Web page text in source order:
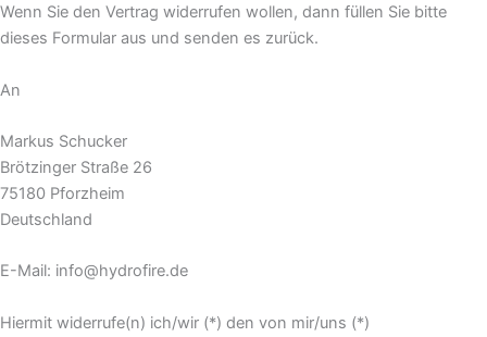
Wenn Sie den Vertrag widerrufen wollen, dann füllen Sie bitte
dieses Formular aus und senden es zurück.
An
Markus Schucker
Brötzinger Straße 26
75180 Pforzheim
Deutschland
E-Mail: info@hydrofire.de
Hiermit widerrufe(n) ich/wir (*) den von mir/uns (*)